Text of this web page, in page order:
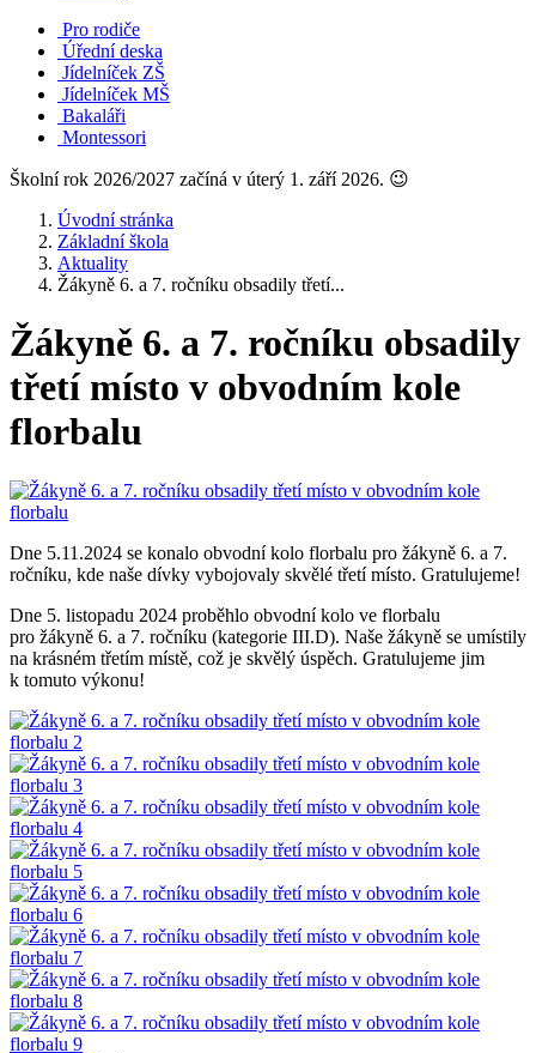
Pro rodiče
Úřední deska
Jídelníček ZŠ
Jídelníček MŠ
Bakaláři
Montessori
Školní rok 2026/2027 začíná v úterý 1. září 2026. 😉
Úvodní stránka
Základní škola
Aktuality
Žákyně 6. a 7. ročníku obsadily třetí...
Žákyně 6. a 7. ročníku obsadily
třetí místo v obvodním kole
florbalu
Dne 5.11.2024 se konalo obvodní kolo florbalu pro žákyně 6. a 7.
ročníku, kde naše dívky vybojovaly skvělé třetí místo. Gratulujeme!
Dne 5. listopadu 2024 proběhlo obvodní kolo ve florbalu
pro žákyně 6. a 7. ročníku (kategorie III.D). Naše žákyně se umístily
na krásném třetím místě, což je skvělý úspěch. Gratulujeme jim
k tomuto výkonu!